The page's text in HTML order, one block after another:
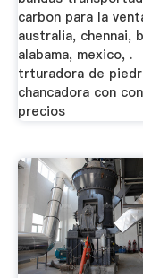
carbon para la
australia, chennai,
alabama, mexico, .
trturadora de
chancadora con
precios